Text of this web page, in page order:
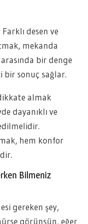
desen ve
mekanda
bir denge
bir sonuç sağlar.
almak
dayanıklı ve
hem konfor
Bilmeniz
gereken şey,
görünsün, eğer